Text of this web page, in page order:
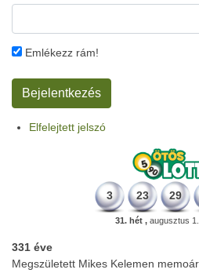
Emlékezz rám!
Elfelejtett jelszó
3 23 29
31. hét ,augusztus
331 éve
Megszületett Mikes Kelemen